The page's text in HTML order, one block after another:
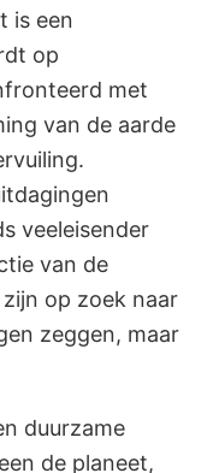
is een
op
met
van de aarde
veeleisender
van de
op zoek naar
zeggen, maar
duurzame
de planeet,